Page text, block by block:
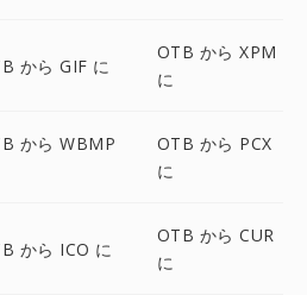
から GIF に
OTB から XPM
に
から WBMP
OTB から PCX
に
から ICO に
OTB から CUR
に